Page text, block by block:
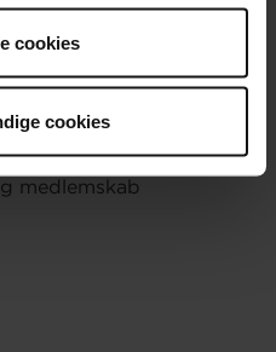
cookies
cookies
medlemskab